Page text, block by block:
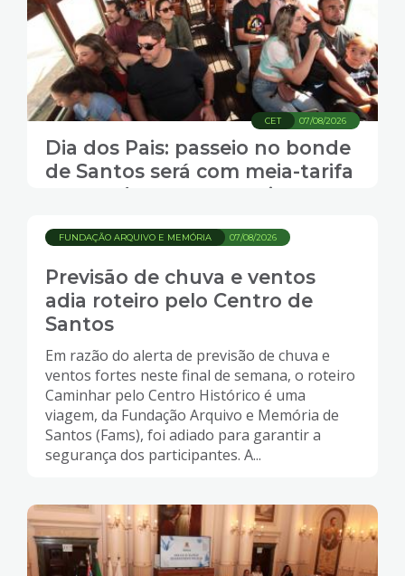
07/08/2026
CET
Dia dos Pais: passeio no bonde
de Santos será com meia-tarifa
para todos os passageiros
07/08/2026
FUNDAÇÃO ARQUIVO E MEMÓRIA
Previsão de chuva e ventos
adia roteiro pelo Centro de
Santos
Em razão do alerta de previsão de chuva e
ventos fortes neste final de semana, o roteiro
Caminhar pelo Centro Histórico é uma
viagem, da Fundação Arquivo e Memória de
Santos (Fams), foi adiado para garantir a
segurança dos participantes. A...